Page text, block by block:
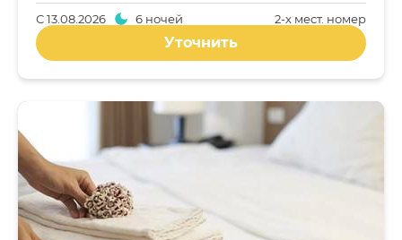
2-x мест. номер
С13.08.2026 6 ночей
Уточнить